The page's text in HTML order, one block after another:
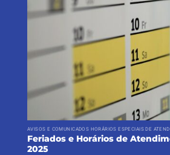
AVISOS E COMUNICADOS HORÁRIOS ESPECIAIS DE
Feriados e Horários de
2025